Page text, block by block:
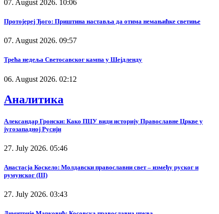
07. August 2026. 10:06
Протојереј Ђого: Приштина наставља да отима немањићке светиње
07. August 2026. 09:57
Трећа недеља Светосавског кампа у Шејдленду
06. August 2026. 02:12
Аналитика
Александар Гронски: Како ПЦУ види историју Православне Цркве у
југозападној Русији
27. July 2026. 05:46
Анастасја Коскело: Молдавски православни свет – између руског и
румунског (III)
27. July 2026. 03:43